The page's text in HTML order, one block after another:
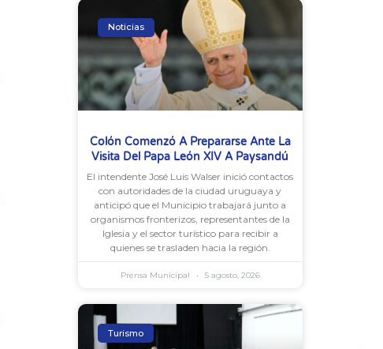
Noticias
Colón Comenzó A Prepararse Ante La
Visita Del Papa León XIV A Paysandú
El intendente José Luis Walser inició contactos
con autoridades de la ciudad uruguaya y
anticipó que el Municipio trabajará junto a
organismos fronterizos, representantes de la
Iglesia y el sector turístico para recibir a
quienes se trasladen hacia la región.
Prensa Municipal 5 agosto, 2026
Turismo